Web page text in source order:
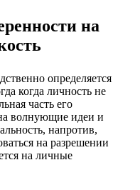
на
определяется
когда личность не
часть его
волнующие идеи и
напротив,
на разрешении
на личные